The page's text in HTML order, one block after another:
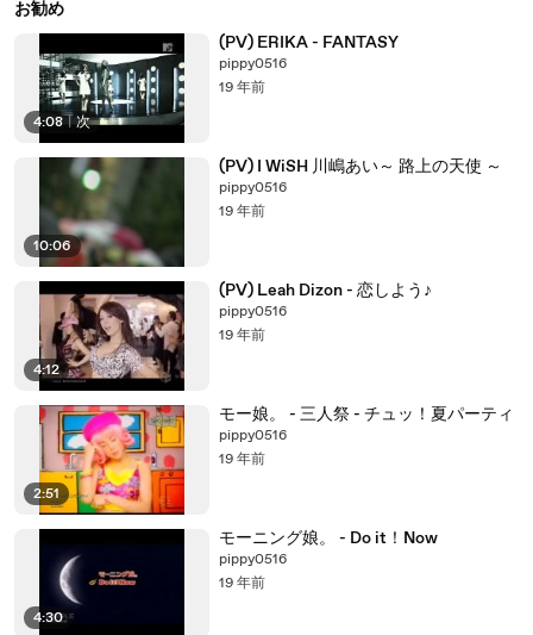
お勧め
4:08 | 次
(PV) ERIKA - FANTASY
pippy0516
19 年前
10:06
(PV) I WiSH 川嶋あい～ 路上の天使 ～
pippy0516
19 年前
4:12
(PV) Leah Dizon - 恋しよう♪
pippy0516
19 年前
2:51
モー娘。 - 三人祭 - チュッ！夏パーティ
pippy0516
19 年前
4:30
モーニング娘。 - Do it！Now
pippy0516
19 年前